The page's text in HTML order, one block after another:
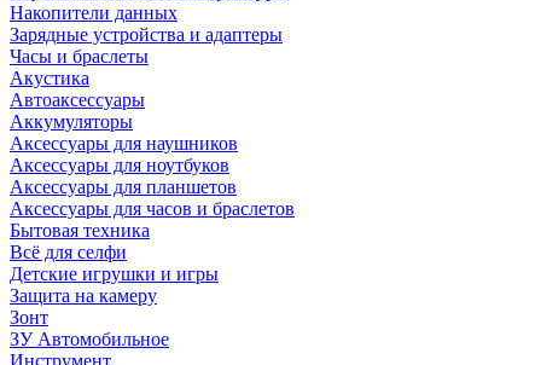
Накопители данных
Зарядные устройства и адаптеры
Часы и браслеты
Акустика
Автоаксессуары
Аккумуляторы
Аксессуары для наушников
Аксессуары для ноутбуков
Аксессуары для планшетов
Аксессуары для часов и браслетов
Бытовая техника
Всё для селфи
Детские игрушки и игры
Защита на камеру
Зонт
ЗУ Автомобильное
Инструмент